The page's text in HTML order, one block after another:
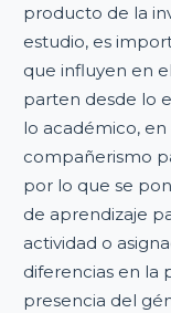
producto de la
estudio, es
que influyen en
parten desde lo
lo académico,
compañerismo
por lo que se
de aprendizaje
actividad o
diferencias en la
presencia del